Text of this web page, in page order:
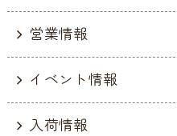
営業情報
イベント情報
入荷情報